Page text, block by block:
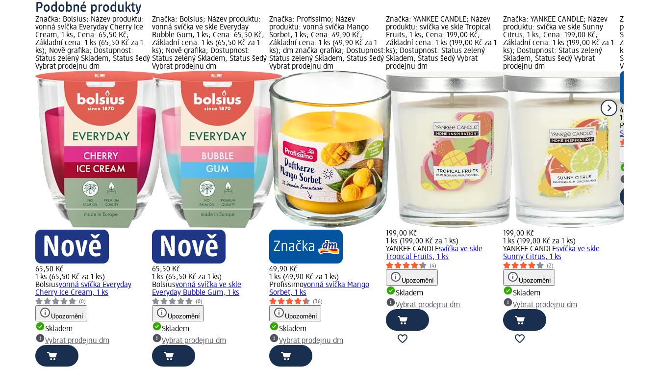
Podobné produkty
Značka: Bolsius; Název produktu:
vonná svíčka Everyday Cherry Ice
Cream, 1 ks; Cena: 65,50 Kč;
Základní cena: 1 ks (65,50 Kč za 1
ks); Nově grafika; Dostupnost:
Status zelený Skladem, Status šedý
Vybrat prodejnu dm
65,50 Kč
1 ks (65,50 Kč za 1 ks)
Bolsiusvonná svíčka Everyday
Cherry Ice Cream, 1 ks
(0)
Upozornění
Skladem
Vybrat prodejnu dm
Značka: Bolsius; Název produktu:
vonná svíčka ve skle Everyday
Bubble Gum, 1 ks; Cena: 65,50 Kč;
Základní cena: 1 ks (65,50 Kč za 1
ks); Nově grafika; Dostupnost:
Status zelený Skladem, Status šedý
Vybrat prodejnu dm
65,50 Kč
1 ks (65,50 Kč za 1 ks)
Bolsiusvonná svíčka ve skle
Everyday Bubble Gum, 1 ks
(0)
Upozornění
Skladem
Vybrat prodejnu dm
Značka: Profissimo; Název
produktu: vonná svíčka Mango
Sorbet, 1 ks; Cena: 49,90 Kč;
Základní cena: 1 ks (49,90 Kč za 1
ks); dm značka grafika; Dostupnost:
Status zelený Skladem, Status šedý
Vybrat prodejnu dm
49,90 Kč
1 ks (49,90 Kč za 1 ks)
Profissimovonná svíčka Mango
Sorbet, 1 ks
(36)
Upozornění
Skladem
Vybrat prodejnu dm
Značka: YANKEE CANDLE; Název
produktu: svíčka ve skle Tropical
Fruits, 1 ks; Cena: 199,00 Kč;
Základní cena: 1 ks (199,00 Kč za 1
ks); Dostupnost: Status zelený
Skladem, Status šedý Vybrat
prodejnu dm
199,00 Kč
1 ks (199,00 Kč za 1 ks)
YANKEE CANDLEsvíčka ve skle
Tropical Fruits, 1 ks
(4)
Upozornění
Skladem
Vybrat prodejnu dm
Značka: YANKEE CANDLE; Název
produktu: svíčka ve skle Sunny
Citrus, 1 ks; Cena: 199,00 Kč;
Základní cena: 1 ks (199,00 Kč za 1
ks); Dostupnost: Status zelený
Skladem, Status šedý Vybrat
prodejnu dm
199,00 Kč
1 ks (199,00 Kč za 1 ks)
YANKEE CANDLEsvíčka ve skle
Sunny Citrus, 1 ks
(2)
Upozornění
Skladem
Vybrat prodejnu dm
Značka:
produktu:
Sundance,
Základní
ks); dm
Status
Vybrat
49,90 Kč
1 ks (49,90
Profissimo
Sundance,